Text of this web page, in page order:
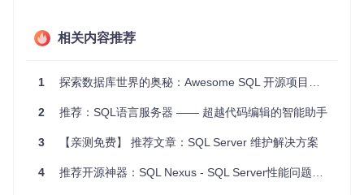
在本地和远程服务器之间移动文件，这些操作依赖于 O
LE 自动化功能。
GUI 版本：
在 2021 年 6 月 27 日的更新中，项目添加了图形用户
相关内容推荐
1 探索数据库世界的奥秘：Awesome SQL 开源项目推荐
2 推荐：SQL语言服务器 —— 超越代码编辑的智能助手
3 【亲测免费】 推荐文章：SQL Server 维护解决方案
4 推荐开源神器：SQL Nexus - SQL Server性能问题的诊断利器